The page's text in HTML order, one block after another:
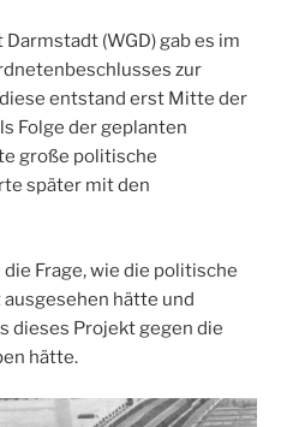
(WGD) gab es im
zur
entstand erst Mitte der
Folge der geplanten
große politische
später mit den
Frage, wie die politische
hätte und
dieses Projekt gegen die
hätte.